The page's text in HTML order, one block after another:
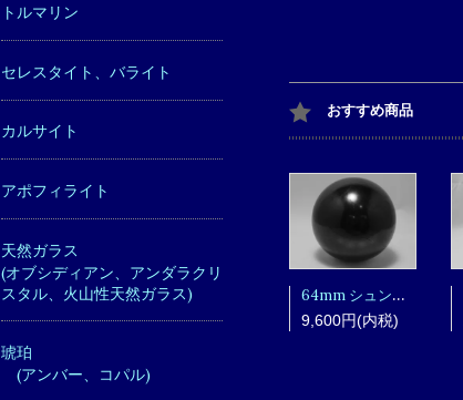
おすすめ商品
64mm シュンガイト丸玉 sym5102708
9,600円(内税)
トルマリン
セレスタイト、バライト
カルサイト
アポフィライト
天然ガラス
(オブシディアン、アンダラクリ
スタル、火山性天然ガラス)
琥珀
(アンバー、コパル)